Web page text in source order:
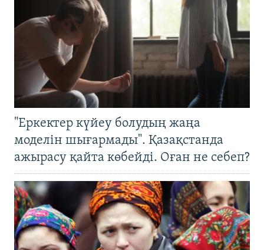
"Еркектер күйеу болудың жаңа
моделін шығармады". Қазақстанда
ажырасу қайта көбейді. Оған не себеп?